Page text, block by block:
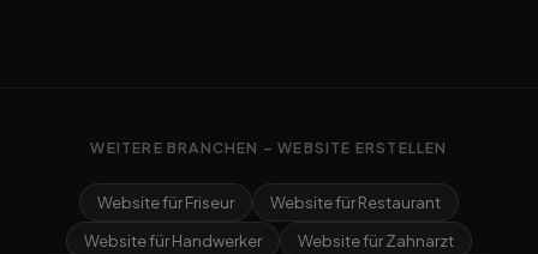
WEITERE BRANCHEN – WEBSITE ERSTELLEN
Website für Friseur
Website für Restaurant
Website für Handwerker
Website für Zahnarzt